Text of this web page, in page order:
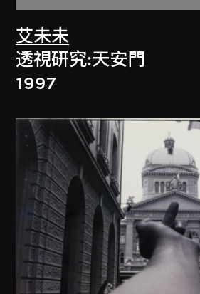
艾未未
透視研究:天安門
1997